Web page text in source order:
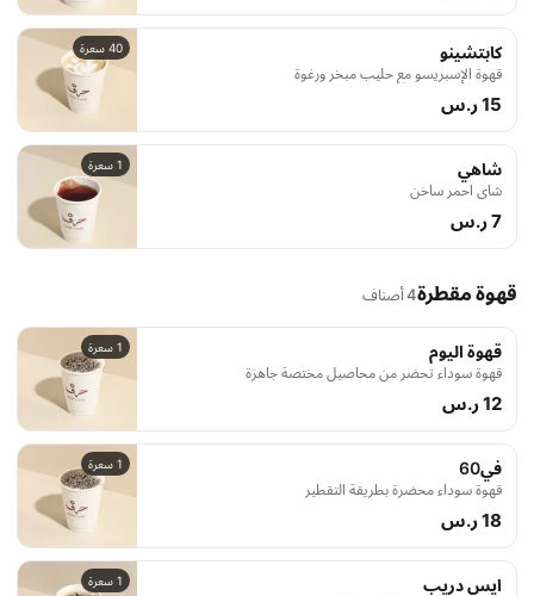
40 سعرة كابتشينو
قهوة الإسبريسو مع حليب مبخر ورغوة
15 ر.س
1 سعرة شاهي
شاي احمر ساخن
7 ر.س
قهوة مقطرة4 أصناف
1 سعرة قهوة اليوم
قهوة سوداء تحضر من محاصيل مختصة جاهزة
12 ر.س
1 سعرة في60
قهوة سوداء محضرة بطريقة التقطير
18 ر.س
1 سعرة ايس دريب